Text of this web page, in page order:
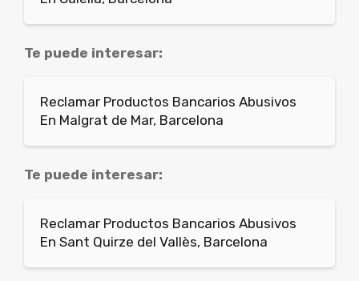
Te puede interesar:
Reclamar Productos Bancarios Abusivos
En Malgrat de Mar, Barcelona
Te puede interesar:
Reclamar Productos Bancarios Abusivos
En Sant Quirze del Vallès, Barcelona